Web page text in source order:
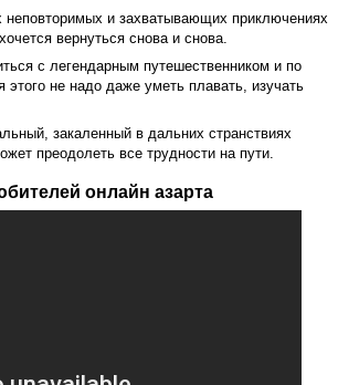
неповторимых и захватывающих приключениях
вернуться снова и снова.
с легендарным путешественником и по
не надо даже уметь плавать, изучать
закаленный в дальних странствиях
преодолеть все трудности на пути.
онлайн азарта